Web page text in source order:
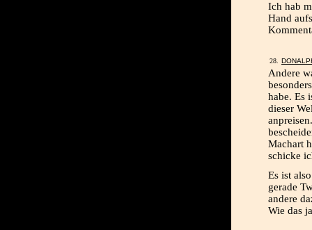
Ich hab
Hand
Andere
habe. Es
dieser
Machart
schicke
Es ist
gerade
andere
Wie das